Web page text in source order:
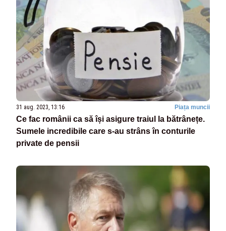
31 aug. 2023, 13:16 Piața muncii
Ce fac românii ca să își asigure traiul la bătrânețe.
Sumele incredibile care s-au strâns în conturile
private de pensii